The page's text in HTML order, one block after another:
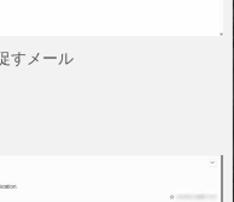
すメール